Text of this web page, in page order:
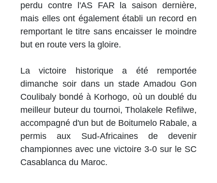
perdu contre l'AS FAR la saison dernière,
mais elles ont également établi un record en
remportant le titre sans encaisser le moindre
but en route vers la gloire.
La victoire historique a été remportée
dimanche soir dans un stade Amadou Gon
Coulibaly bondé à Korhogo, où un doublé du
meilleur buteur du tournoi, Tholakele Refilwe,
accompagné d'un but de Boitumelo Rabale, a
permis aux Sud-Africaines de devenir
championnes avec une victoire 3-0 sur le SC
Casablanca du Maroc.